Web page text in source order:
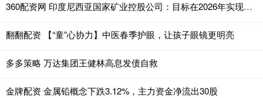
360配资网 印度尼西亚国家矿业控股公司：目标在2026年实现煤炭产量4950万吨
翻翻配资 【“童”心协力】中医春季护眼，让孩子眼镜更明亮
多多策略 万达集团王健林高息发债自救
金牌配资 金属铅概念下跌3.12%，主力资金净流出30股